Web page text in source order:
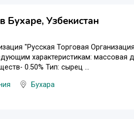
Бухаре, Узбекистан
"Русская Торговая
характеристикам: массовая
0.50% Тип: сырец ...
Бухара